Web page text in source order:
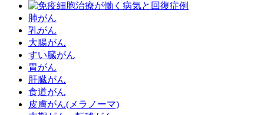
肺がん
乳がん
大腸がん
すい臓がん
胃がん
肝臓がん
食道がん
皮膚がん(メラノーマ)